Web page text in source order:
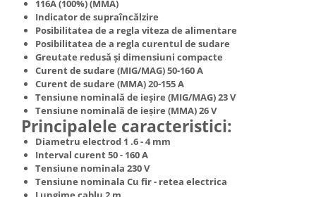
116A (100%) (MMA)
Indicator de supraîncălzire
Posibilitatea de a regla viteza de alimentare
Posibilitatea de a regla curentul de sudare
Greutate redusă și dimensiuni compacte
Curent de sudare (MIG/MAG) 50-160 A
Curent de sudare (MMA) 20-155 A
Tensiune nominală de ieșire (MIG/MAG) 23 V
Tensiune nominală de ieșire (MMA) 26 V
Principalele caracteristici:
Diametru electrod 1 .6 - 4 mm
Interval curent 50 - 160 A
Tensiune nominala 230 V
Tensiune nominala Cu fir - retea electrica